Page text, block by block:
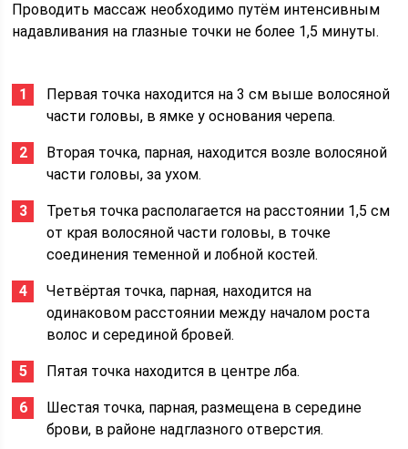
Проводить массаж необходимо путём интенсивным
надавливания на глазные точки не более 1,5 минуты.
Первая точка находится на 3 см выше волосяной
части головы, в ямке у основания черепа.
Вторая точка, парная, находится возле волосяной
части головы, за ухом.
Третья точка располагается на расстоянии 1,5 см
от края волосяной части головы, в точке
соединения теменной и лобной костей.
Четвёртая точка, парная, находится на
одинаковом расстоянии между началом роста
волос и серединой бровей.
Пятая точка находится в центре лба.
Шестая точка, парная, размещена в середине
брови, в районе надглазного отверстия.